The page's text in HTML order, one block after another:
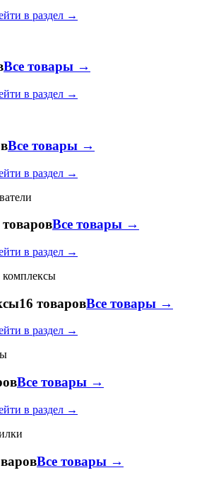
в раздел →
Все товары →
в раздел →
Все товары →
в раздел →
товаровВсе товары →
в раздел →
16 товаровВсе товары →
в раздел →
Все товары →
в раздел →
Все товары →